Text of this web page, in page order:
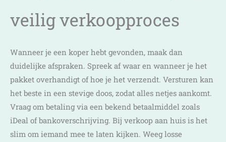
veilig verkoopproces
Wanneer je een koper hebt gevonden, maak dan
duidelijke afspraken. Spreek af waar en wanneer je het
pakket overhandigt of hoe je het verzendt. Versturen kan
het beste in een stevige doos, zodat alles netjes aankomt.
Vraag om betaling via een bekend betaalmiddel zoals
iDeal of bankoverschrijving. Bij verkoop aan huis is het
slim om iemand mee te laten kijken. Weeg losse